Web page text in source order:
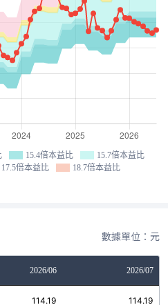
15.4倍本益比
15.7倍本益比
17.5倍本益比 18.7倍本益比
數據單位：元
2026/06 2026/07
114.19 114.19